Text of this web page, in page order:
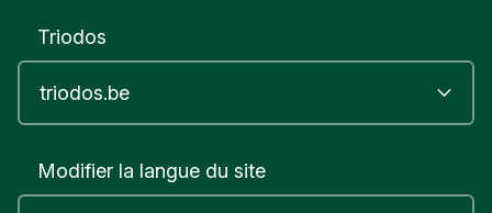
Triodos
Modifier la langue du site